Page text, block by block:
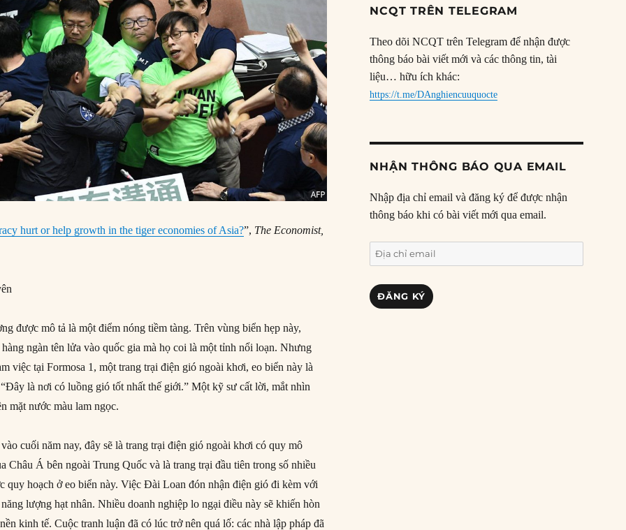
hurt or help growth in the tiger economies of Asia?”, The Economist,
được mô tả là một điểm nóng tiềm tàng. Trên vùng biển hẹp này,
ngàn tên lửa vào quốc gia mà họ coi là một tỉnh nổi loạn. Nhưng
việc tại Formosa 1, một trang trại điện gió ngoài khơi, eo biển này là
là nơi có luồng gió tốt nhất thế giới.” Một kỹ sư cất lời, mắt nhìn
mặt nước màu lam ngọc.
cuối năm nay, đây sẽ là trang trại điện gió ngoài khơi có quy mô
Châu Á bên ngoài Trung Quốc và là trang trại đầu tiên trong số nhiều
quy hoạch ở eo biển này. Việc Đài Loan đón nhận điện gió đi kèm với
lượng hạt nhân. Nhiều doanh nghiệp lo ngại điều này sẽ khiến hòn
kinh tế. Cuộc tranh luận đã có lúc trở nên quá lố: các nhà lập pháp đã
NCQT TRÊN TELEGRAM
Theo dõi NCQT trên Telegram để nhận được
thông báo bài viết mới và các thông tin, tài
liệu… hữu ích khác:
https://t.me/DAnghiencuuquocte
NHẬN THÔNG BÁO QUA EMAIL
Nhập địa chỉ email và đăng ký để được nhận
thông báo khi có bài viết mới qua email.
Địa
chỉ
email
ĐĂNG KÝ